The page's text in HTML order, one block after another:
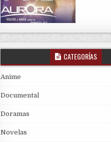
CATEGORÍAS
Anime
Documental
Doramas
Novelas